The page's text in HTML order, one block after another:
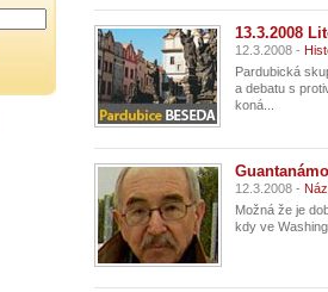
13.3.2008
12.3.2008 -
Pardubická
a debatu s
koná...
12.3.2008 -
Možná že je
kdy ve